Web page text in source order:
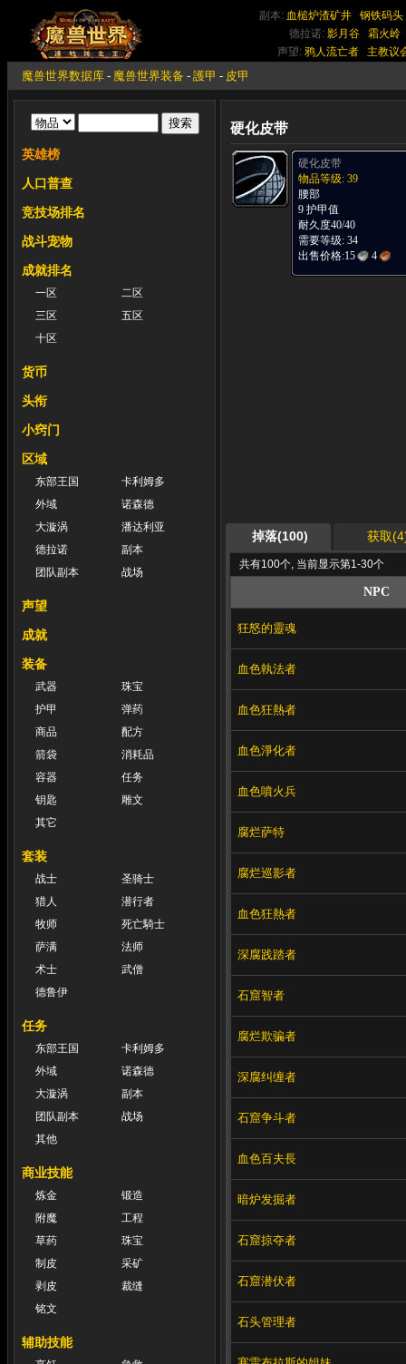
副本: 血槌炉渣矿井
钢铁码头
德拉诺: 影月谷
霜火岭
声望: 鸦人流亡者 主教议
魔兽世界数据库 - 魔兽世界装备 - 護甲 - 皮甲
英雄榜
人口普查
竞技场排名
战斗宠物
成就排名
一区
二区
三区
五区
十区
货币
头衔
小窍门
区域
东部王国
卡利姆多
外域
诺森德
大漩涡
潘达利亚
德拉诺
副本
团队副本
战场
声望
成就
装备
武器
珠宝
护甲
弹药
商品
配方
箭袋
消耗品
容器
任务
钥匙
雕文
其它
套装
战士
圣骑士
猎人
潜行者
牧师
死亡騎士
萨满
法师
术士
武僧
德鲁伊
任务
东部王国
卡利姆多
外域
诺森德
大漩涡
副本
团队副本
战场
其他
商业技能
炼金
锻造
附魔
工程
草药
珠宝
制皮
采矿
剥皮
裁缝
铭文
辅助技能
硬化皮带
硬化皮带
物品等级: 39
腰部
9 护甲值
耐久度40/40
需要等级: 34
出售价格:15 4
掉落(100) 获取
共有100个, 当前显示第1-30个
NPC
狂怒的靈魂
血色執法者
血色狂熱者
血色淨化者
血色噴火兵
腐烂萨特
腐烂巡影者
血色狂熱者
深腐践踏者
石窟智者
腐烂欺骗者
深腐纠缠者
石窟争斗者
血色百夫長
暗炉发掘者
石窟掠夺者
石窟潜伏者
石头管理者